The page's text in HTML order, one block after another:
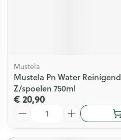
Mustela
Mustela Pn Water Reinigend
Z/spoelen 750ml
€ 20,90